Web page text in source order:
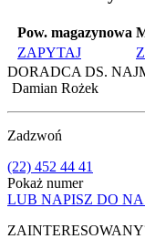
Pow. magazynowa
ZAPYTAJ
DORADCA DS.
Damian Rożek
Zadzwoń
(22) 452 44 41
Pokaż numer
LUB NAPISZ DO